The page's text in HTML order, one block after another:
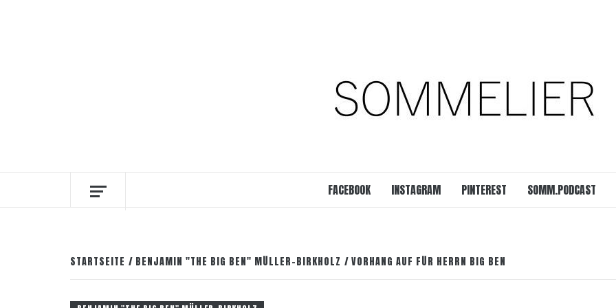
FACEBOOK INSTAGRAM PINTEREST SOMM.PODCAST
STARTSEITE BENJAMIN "THE BIG BEN" MÜLLER-BIRKHOLZ VORHANG AUF FÜR HERRN BIG BEN